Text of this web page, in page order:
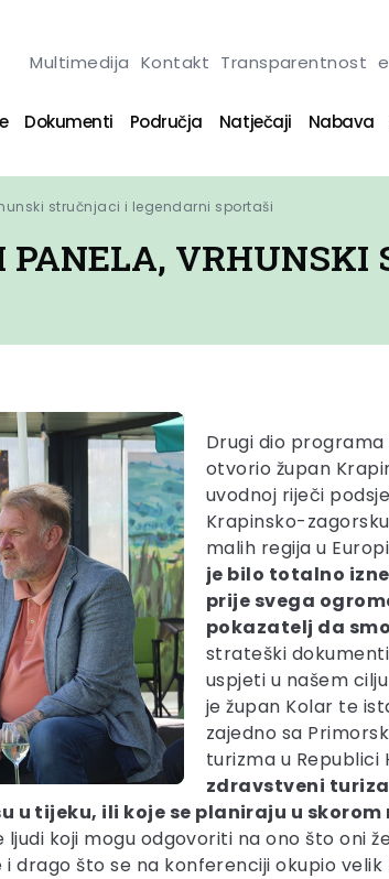
Multimedija Kontakt Transparentnost
Dokumenti Područja Natječaji Nabava
stručnjaci i legendarni sportaši
PANELA, VRHUNSKI
Drugi dio
otvorio župan
uvodnoj riječi
Krapinsko-
malih regija u
je bilo totalno
prije svega
pokazatelj da
strateški
uspjeti u našem
je župan Kolar te
zajedno sa
turizma u Republici
zdravstveni
tijeku, ili koje se planiraju u
koji mogu odgovoriti na ono što oni
drago što se na konferenciji okupio